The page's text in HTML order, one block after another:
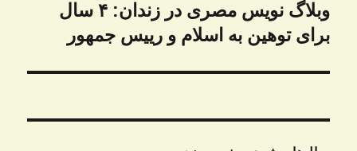
نوشته
بعدی:
وبلاگ نویس مصری در زندان: ۴ سال
برای توهین به اسلام و رییس جمهور